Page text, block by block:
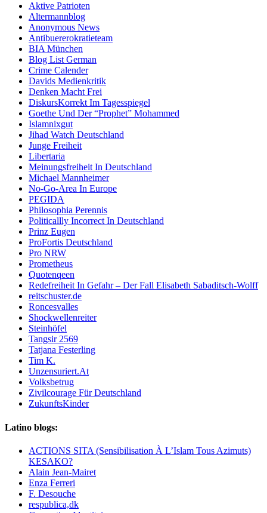
Aktive Patrioten
Altermannblog
Anonymous News
Antibuererokratieteam
BIA München
Blog List German
Crime Calender
Davids Medienkritik
Denken Macht Frei
DiskursKorrekt Im Tagesspiegel
Goethe Und Der “Prophet” Mohammed
Islamnixgut
Jihad Watch Deutschland
Junge Freiheit
Libertaria
Meinungsfreiheit In Deutschland
Michael Mannheimer
No-Go-Area In Europe
PEGIDA
Philosophia Perennis
Politicallly Incorrect In Deutschland
Prinz Eugen
ProFortis Deutschland
Pro NRW
Prometheus
Quotenqeen
Redefreiheit In Gefahr – Der Fall Elisabeth Sabaditsch-Wolff
reitschuster.de
Roncesvalles
Shockwellenreiter
Steinhöfel
Tangsir 2569
Tatjana Festerling
Tim K.
Unzensuriert.At
Volksbetrug
Zivilcourage Für Deutschland
ZukunftsKinder
Latino blogs:
ACTIONS SITA (Sensibilisation À L’Islam Tous Azimuts)
KESAKO?
Alain Jean-Mairet
Enza Ferreri
F. Desouche
respublica,dk